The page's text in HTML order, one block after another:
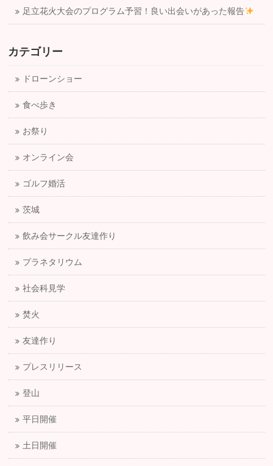
足立花火大会のプログラム予習！良い出会いがあった報告
カテゴリー
ドローンショー
食べ歩き
お祭り
オンライン会
ゴルフ婚活
茨城
飲み会サークル友達作り
プラネタリウム
社会科見学
焚火
友達作り
プレスリリース
登山
平日開催
土日開催